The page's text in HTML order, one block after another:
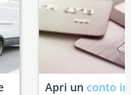
Apri un conto